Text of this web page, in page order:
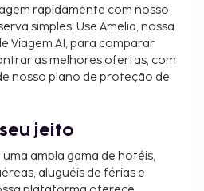
rapidamente com nosso
simples. Use Amelia, nossa
Viagem AI, para comparar
as melhores ofertas, com
nosso plano de proteção de
jeito
ampla gama de hotéis,
aluguéis de férias e